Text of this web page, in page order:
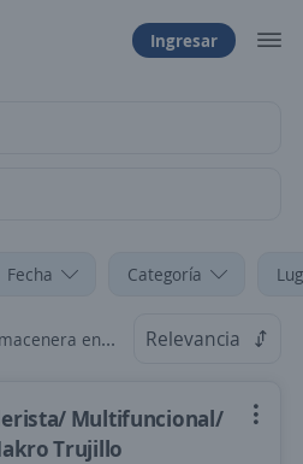
Ingresar
Fecha Categoría
en La Libertad Relevancia
Multifuncional/
Trujillo